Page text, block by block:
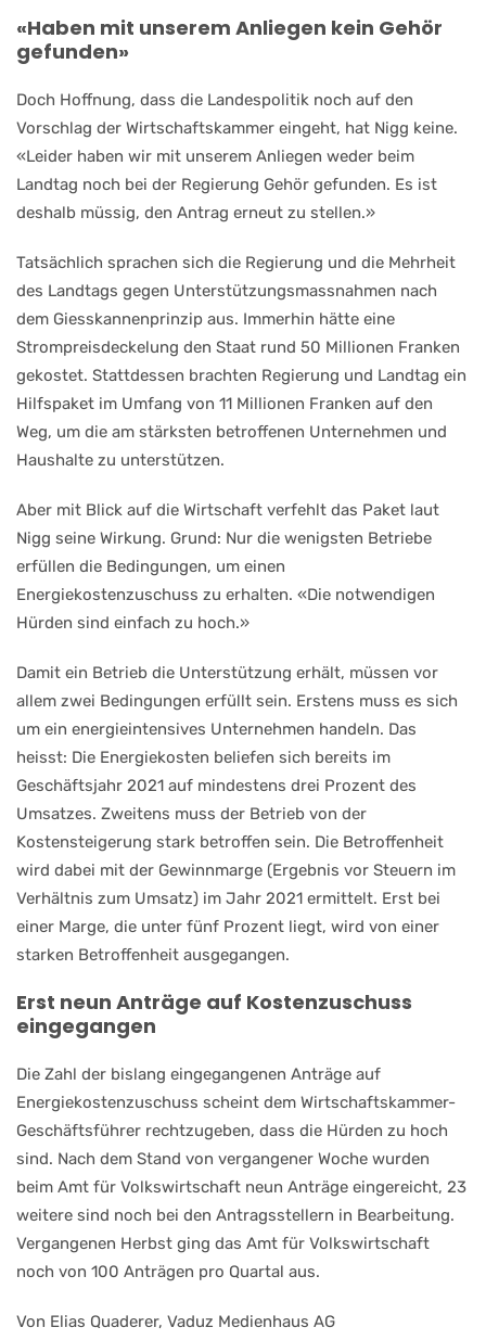
«Haben mit unserem Anliegen kein Gehör
gefunden»
Doch Hoffnung, dass die Landespolitik noch auf den
Vorschlag der Wirtschaftskammer eingeht, hat Nigg keine.
«Leider haben wir mit unserem Anliegen weder beim
Landtag noch bei der Regierung Gehör gefunden. Es ist
deshalb müssig, den Antrag erneut zu stellen.»
Tatsächlich sprachen sich die Regierung und die Mehrheit
des Landtags gegen Unterstützungsmassnahmen nach
dem Giesskannenprinzip aus. Immerhin hätte eine
Strompreisdeckelung den Staat rund 50 Millionen Franken
gekostet. Stattdessen brachten Regierung und Landtag ein
Hilfspaket im Umfang von 11 Millionen Franken auf den
Weg, um die am stärksten betroffenen Unternehmen und
Haushalte zu unterstützen.
Aber mit Blick auf die Wirtschaft verfehlt das Paket laut
Nigg seine Wirkung. Grund: Nur die wenigsten Betriebe
erfüllen die Bedingungen, um einen
Energiekostenzuschuss zu erhalten. «Die notwendigen
Hürden sind einfach zu hoch.»
Damit ein Betrieb die Unterstützung erhält, müssen vor
allem zwei Bedingungen erfüllt sein. Erstens muss es sich
um ein energieintensives Unternehmen handeln. Das
heisst: Die Energiekosten beliefen sich bereits im
Geschäftsjahr 2021 auf mindestens drei Prozent des
Umsatzes. Zweitens muss der Betrieb von der
Kostensteigerung stark betroffen sein. Die Betroffenheit
wird dabei mit der Gewinnmarge (Ergebnis vor Steuern im
Verhältnis zum Umsatz) im Jahr 2021 ermittelt. Erst bei
einer Marge, die unter fünf Prozent liegt, wird von einer
starken Betroffenheit ausgegangen.
Erst neun Anträge auf Kostenzuschuss
eingegangen
Die Zahl der bislang eingegangenen Anträge auf
Energiekostenzuschuss scheint dem Wirtschaftskammer-
Geschäftsführer rechtzugeben, dass die Hürden zu hoch
sind. Nach dem Stand von vergangener Woche wurden
beim Amt für Volkswirtschaft neun Anträge eingereicht, 23
weitere sind noch bei den Antragsstellern in Bearbeitung.
Vergangenen Herbst ging das Amt für Volkswirtschaft
noch von 100 Anträgen pro Quartal aus.
Von Elias Quaderer, Vaduz Medienhaus AG